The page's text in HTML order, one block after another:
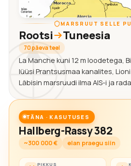
MARSRUUT SELLE
Rootsi Tuneesia
70 päeva teel
La Manche kuni 12 m loodetega,
lüüsi Prantsusmaa kanalites,
Läbisin marsruudi ilma AIS-i ja
TÄNA · KASUTUSES
Hallberg-Rassy 382
~300 000 € elan praegu siin
PIKKUS